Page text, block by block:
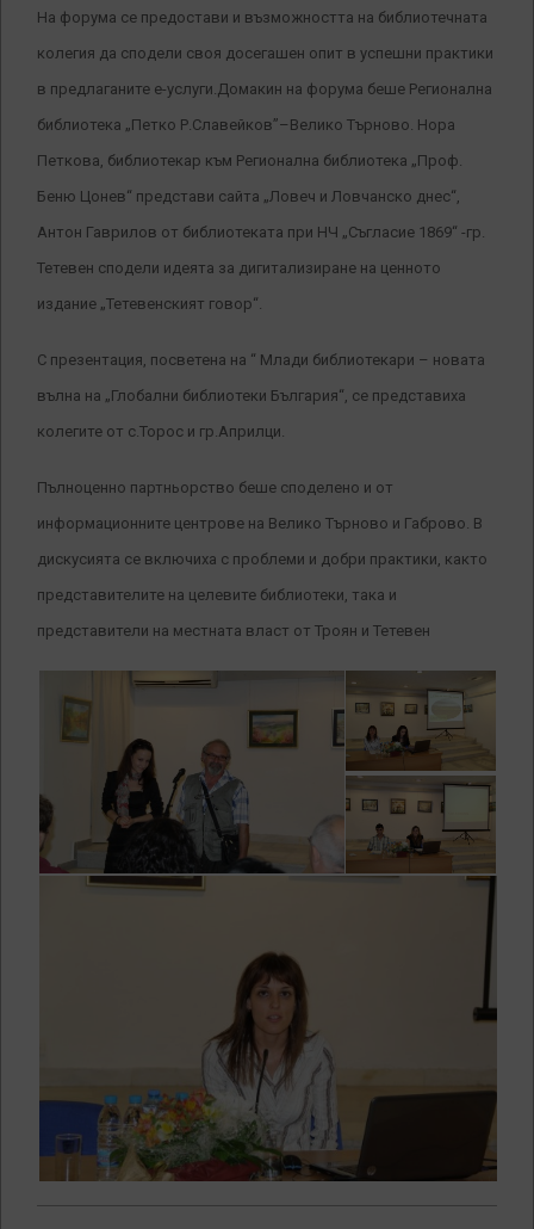
На форума се предостави и възможността на библиотечната
колегия да сподели своя досегашен опит в успешни практики
в предлаганите е-услуги.Домакин на форума беше Регионална
библиотека „Петко Р.Славейков”–Велико Търново. Нора
Петкова, библиотекар към Регионална библиотека „Проф.
Беню Цонев“ представи сайта „Ловеч и Ловчанско днес“,
Антон Гаврилов от библиотеката при НЧ „Съгласие 1869“ -гр.
Тетевен сподели идеята за дигитализиране на ценното
издание „Тетевенският говор“.
С презентация, посветена на “ Млади библиотекари – новата
вълна на „Глобални библиотеки България“, се представиха
колегите от с.Торос и гр.Априлци.
Пълноценно партньорство беше споделено и от
информационните центрове на Велико Търново и Габрово. В
дискусията се включиха с проблеми и добри практики, както
представителите на целевите библиотеки, така и
представители на местната власт от Троян и Тетевен